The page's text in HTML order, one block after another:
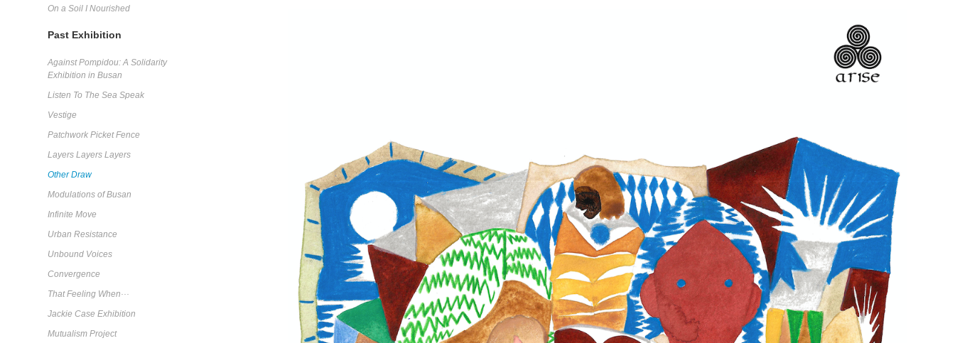
On a Soil I Nourished
Past Exhibition
Against Pompidou: A Solidarity
Exhibition in Busan
Listen To The Sea Speak
Vestige
Patchwork Picket Fence
Layers Layers Layers
Other Draw
Modulations of Busan
Infinite Move
Urban Resistance
Unbound Voices
Convergence
That Feeling When···
Jackie Case Exhibition
Mutualism Project